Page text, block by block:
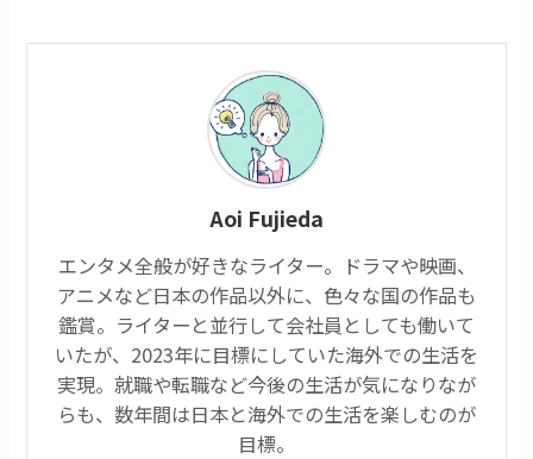
Aoi Fujieda
エンタメ全般が好きなライター。ドラマや映画、
アニメなど日本の作品以外に、色々な国の作品も
鑑賞。ライターと並行して会社員としても働いて
いたが、2023年に目標にしていた海外での生活を
実現。就職や転職など今後の生活が気になりなが
らも、数年間は日本と海外での生活を楽しむのが
目標。